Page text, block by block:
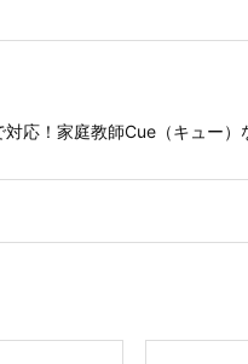
応！家庭教師Cue（キュー）